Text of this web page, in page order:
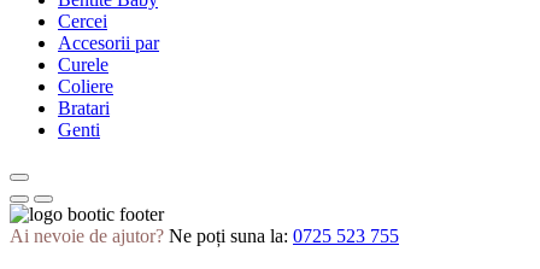
Cercei
Accesorii par
Curele
Coliere
Bratari
Genti
Ai nevoie de ajutor? Ne poți suna la: 0725 523 755